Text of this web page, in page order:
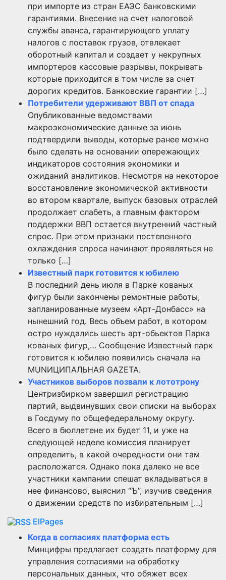
при импорте из стран ЕАЭС банковскими
гарантиями. Внесение на счет налоговой
службы аванса, гарантирующего уплату
налогов с поставок грузов, отвлекает
оборотный капитал и создает у некрупных
импортеров кассовые разрывы, покрывать
которые приходится в том числе за счет
дорогих кредитов. Банковские гарантии […]
Потребители удерживают ВВП от спада
Опубликованные ведомствами
макроэкономические данные за июнь
подтвердили выводы, которые ранее можно
было сделать на основании опережающих
индикаторов состояния экономики и
ожиданий аналитиков. Несмотря на некоторое
восстановление экономической активности
во втором квартале, выпуск базовых отраслей
продолжает слабеть, а главным фактором
поддержки ВВП остается внутренний частный
спрос. При этом признаки постепенного
охлаждения спроса начинают проявляться не
только […]
Известный парк готовится к юбилею
В последний день июля в Парке кованых
фигур были закончены ремонтные работы,
запланированные музеем «Арт-Донбасс» на
нынешний год. Весь объем работ, в котором
остро нуждались шесть арт-обьектов Парка
кованых фигур,… Сообщение Известный парк
готовится к юбилею появились сначала на
MUNИЦИПАЛЬНАЯ GAZЕТА.
Участников выборов позвали к лототрону
Центризбирком завершил регистрацию
партий, выдвинувших свои списки на выборах
в Госдуму по общефедеральному округу.
Всего в бюллетене их будет 11, и уже на
следующей неделе комиссия планирует
определить, в какой очередности они там
расположатся. Однако пока далеко не все
участники кампании спешат вкладываться в
нее финансово, выяснил “Ъ”, изучив сведения
о движении средств по избирательным […]
ElPages
Когда в согласиях платформа есть
Минцифры предлагает создать платформу для
управления согласиями на обработку
персональных данных, что обяжет всех